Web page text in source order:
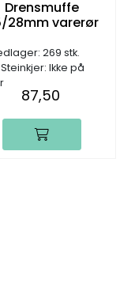
Drensmuffe
28mm varerør
269 stk.
Ikke på
87,50